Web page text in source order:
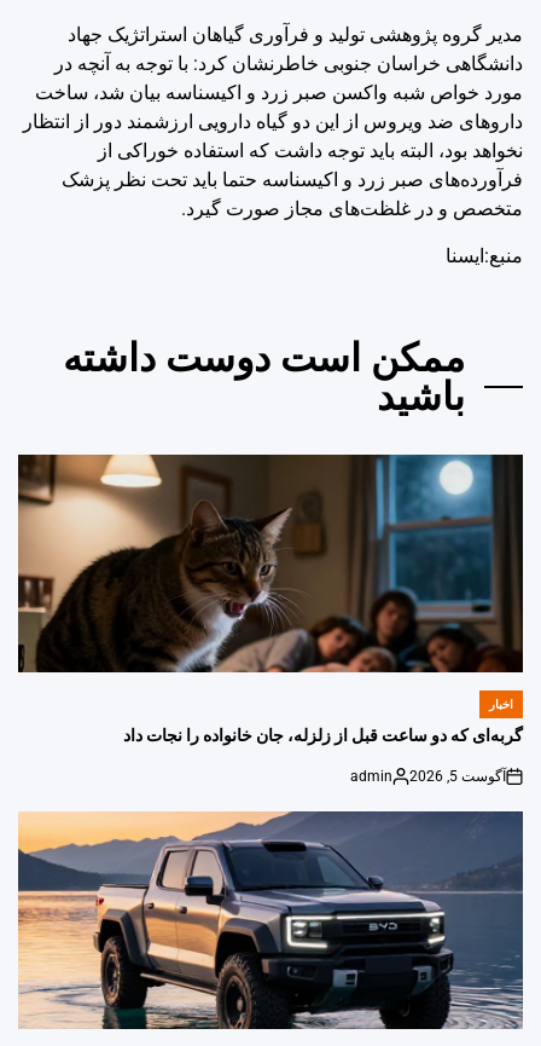
مدیر گروه پژوهشی تولید و فرآوری گیاهان استراتژیک جهاد
دانشگاهی خراسان جنوبی خاطرنشان کرد: با توجه به آنچه در
مورد خواص شبه واکسن صبر زرد و اکیسناسه بیان شد، ساخت
داروهای ضد ویروس از این دو گیاه دارویی ارزشمند دور از انتظار
نخواهد بود، البته باید توجه داشت که استفاده خوراکی از
فرآورده‌های صبر زرد و اکیسناسه حتما باید تحت نظر پزشک
متخصص و در غلظت‌های مجاز صورت گیرد.
منبع:ایسنا
ممکن است دوست داشته
باشید
POSTED
IN
اخبار
گربه‌ای که دو ساعت قبل از زلزله، جان خانواده را نجات داد
on
آگوست 5, 2026
Posted
admin